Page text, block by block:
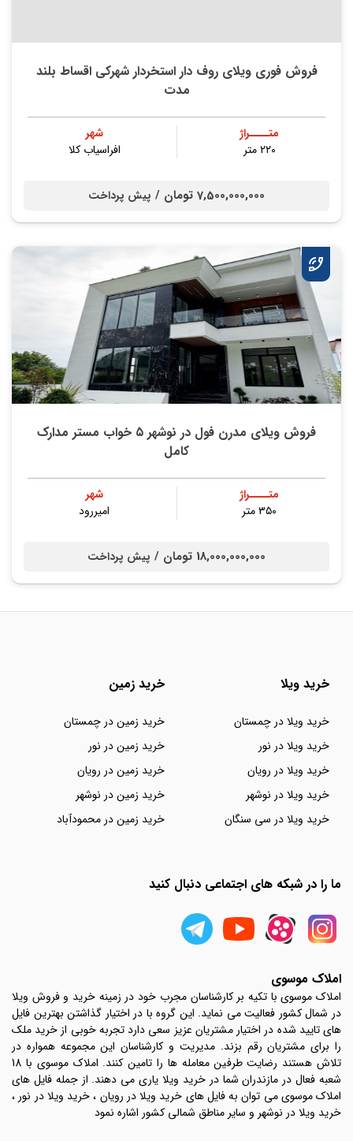
فروش فوری ویلای روف دار استخردار شهرکی اقساط بلند
مدت
متــــراژ
۲۲۰ متر
شهر
افراسیاب کلا
7,500,000,000 تومان / پیش پرداخت
فروش ویلای مدرن فول در نوشهر ۵ خواب مستر مدارک
کامل
متــــراژ
۳۵۰ متر
شهر
امیررود
18,000,000,000 تومان / پیش پرداخت
خرید ویلا
خرید ویلا در چمستان
خرید ویلا در نور
خرید ویلا در رویان
خرید ویلا در نوشهر
خرید ویلا در سی سنگان
خرید زمین
خرید زمین در چمستان
خرید زمین در نور
خرید زمین در رویان
خرید زمین در نوشهر
خرید زمین در محمودآباد
ما را در شبکه های اجتماعی دنبال کنید
املاک موسوی
املاک موسوی با تکیه بر کارشناسان مجرب خود در زمینه خرید و فروش ویلا
در شمال کشور فعالیت می نماید. این گروه با در اختیار گذاشتن بهترین فایل
های تایید شده در اختیار مشتریان عزیز سعی دارد تجربه خوبی از خرید ملک
را برای مشتریان رقم بزند. مدیریت و کارشناسان این مجموعه همواره در
تلاش هستند رضایت طرفین معامله ها را تامین کنند. املاک موسوی با 18
شعبه فعال در مازندران شما در خرید ویلا یاری می دهند. از جمله فایل های
املاک موسوی می توان به فایل های خرید ویلا در رویان ، خرید ویلا در نور ،
خرید ویلا در نوشهر و سایر مناطق شمالی کشور اشاره نمود